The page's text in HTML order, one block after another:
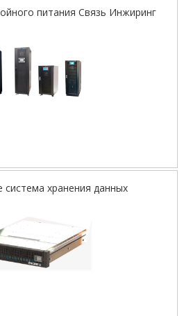
питания Связь Инжиринг
cистема хранения данных